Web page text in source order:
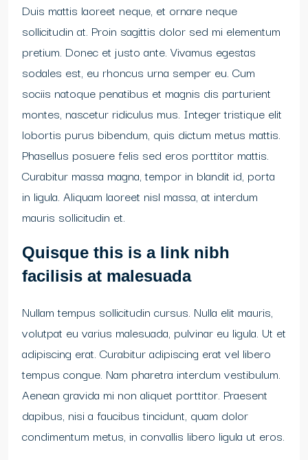
Duis mattis laoreet neque, et ornare neque
sollicitudin at. Proin sagittis dolor sed mi elementum
pretium. Donec et justo ante. Vivamus egestas
sodales est, eu rhoncus urna semper eu. Cum
sociis natoque penatibus et magnis dis parturient
montes, nascetur ridiculus mus. Integer tristique elit
lobortis purus bibendum, quis dictum metus mattis.
Phasellus posuere felis sed eros porttitor mattis.
Curabitur massa magna, tempor in blandit id, porta
in ligula. Aliquam laoreet nisl massa, at interdum
mauris sollicitudin et.
Quisque this is a link nibh
facilisis at malesuada
Nullam tempus sollicitudin cursus. Nulla elit mauris,
volutpat eu varius malesuada, pulvinar eu ligula. Ut et
adipiscing erat. Curabitur adipiscing erat vel libero
tempus congue. Nam pharetra interdum vestibulum.
Aenean gravida mi non aliquet porttitor. Praesent
dapibus, nisi a faucibus tincidunt, quam dolor
condimentum metus, in convallis libero ligula ut eros.